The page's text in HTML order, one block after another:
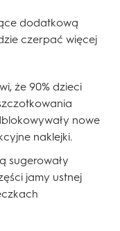
dodatkową
czerpać więcej
że 90% dzieci
nowe
naklejki.
sugerowały
jamy ustnej